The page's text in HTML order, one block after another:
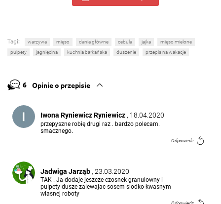
Tagi: warzywa mięso dania główne cebula jajka
mięso mielone
pulpety
jagnięcina kuchnia bałkańska duszenie przepis na wakacje
6 Opinie o przepisie
Iwona Ryniewicz Ryniewicz , 18.04.2020
przepyszne robię drugi raz . bardzo polecam.
smacznego.
Odpowiedz
Jadwiga Jarząb , 23.03.2020
TAK . Ja dodaje jeszcze czosnek granulowny i
pulpety dusze zalewajac sosem slodko-kwasnym
wlasnej roboty